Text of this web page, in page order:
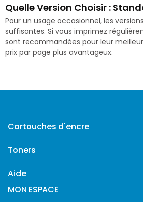
Quelle Version Choisir :
Pour un usage occasionnel, les
suffisantes. Si vous imprimez
sont recommandées pour leur
prix par page plus avantageux.
Cartouches d'encre
Toners
Aide
MON ESPACE